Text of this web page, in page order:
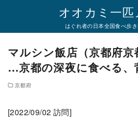
テ
オオカミ一匹
はぐれ者の日本全国食べ歩
マルシン飯店（京都府京
…京都の深夜に食べる、
京都府
[2022/09/02 訪問]